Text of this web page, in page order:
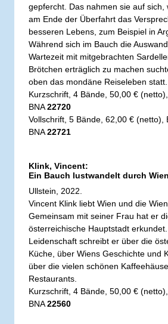
gepfercht. Das nahmen sie auf sich,
am Ende der Überfahrt das
besseren Lebens, zum Beispiel in
Während sich im Bauch die
Wartezeit mit mitgebrachten
Brötchen erträglich zu machen
oben das mondäne Reiseleben statt.
Kurzschrift, 4 Bände, 50,00 €
BNA22720
Vollschrift, 5 Bände, 62,00 € (netto),
BNA22721
Klink, Vincent:
Ein Bauch lustwandelt durch
Ullstein, 2022.
Vincent Klink liebt Wien und die
Gemeinsam mit seiner Frau hat er
österreichische Hauptstadt
Leidenschaft schreibt er über die
Küche, über Wiens Geschichte und
über die vielen schönen
Restaurants.
Kurzschrift, 4 Bände, 50,00 €
BNA22560